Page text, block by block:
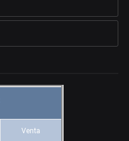
Venta